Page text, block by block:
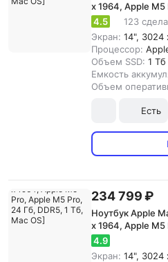
x 1964, Apple
DDR5, 1 Тб, Mac
4.5
123
Экран: 14", 3024
Процессор:
Объем SSD: 1 Тб
Емкость
Объем
Есть
234 799 ₽
Ноутбук Apple
x 1964, Apple
DDR5, 1 Тб, Mac
4.9
Экран: 14", 3024